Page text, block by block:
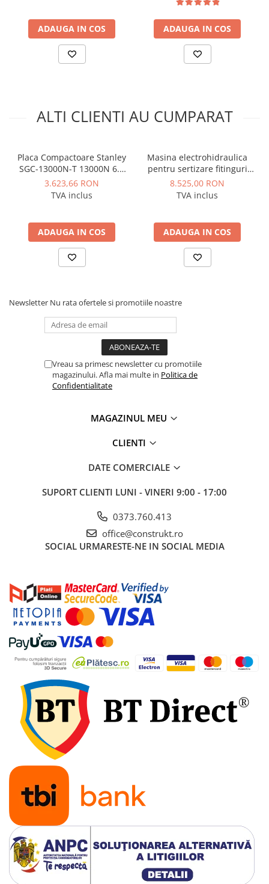
automatizare
Automatizari panouri solare
Grupuri de circulatie
Termostate pentru ventilo-
convectori
Ventile termice de amestec
UPS-uri si stabilizatoare de
tensiune
Ventile liniare
Automatizare centrala termica
Termostate aplicatii industriale
Accesorii pentru echipamente
Echipamente pentru tratarea si
pomparea apei
Pompe de suprafata
Vase de expansiune pentru
Grupuri de pompare apa
Rezervoare apa si accesorii stocare
Contoare de apa - Apometre
Camine apometru
Tevi si accesorii pentru puturi
Obiecte sanitare
Baterii baie
Baterii bucatarie
Baterii bucatarie cu filtru
Clapete de actionare
Rezervoare WC incastrate
Rezervoare WC clasice
Vase WC
Lavoare
Chiuvete bucatarie
Rigole de dus
Sisteme de dus
Mobilier baie
ADAUGA IN COS ADAUGA IN COS
ALTI CLIENTI AU CUMPARAT
Placa Compactoare Stanley
SGC-13000N-T 13000N 6.5
CP 196cc
3.623,66 RON
TVA inclus
ADAUGA IN COS
Masina electrohidraulica
pentru sertizare fitinguri
Rothenberger ROMAX AC
ECO Set SV 15-22-28 mm
8.525,00 RON
TVA inclus
ADAUGA IN COS
Newsletter Nu rata ofertele si promotiile noastre
Vreau sa primesc newsletter cu promotiile
magazinului. Afla mai multe in Politica de
Confidentialitate
MAGAZINUL MEU
CLIENTI
DATE COMERCIALE
SUPORT CLIENTI LUNI - VINERI 9:00 - 17:00
0373.760.413
office@construkt.ro
SOCIAL URMARESTE-NE IN SOCIAL MEDIA